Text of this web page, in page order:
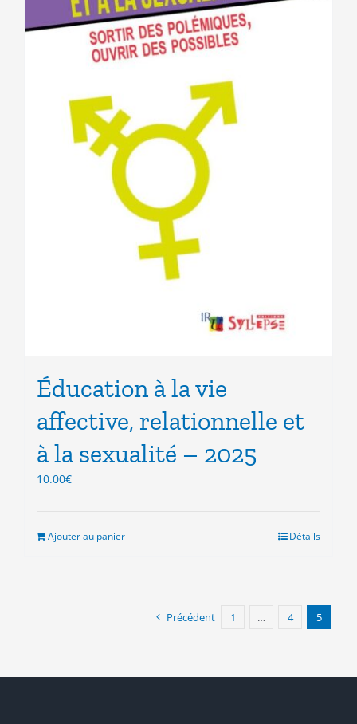
Éducation à la vie
affective, relationnelle et
à la sexualité – 2025
10.00€
Ajouter au panier Détails
Précédent 1 … 4 5